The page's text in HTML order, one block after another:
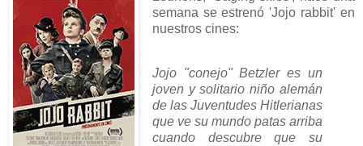
semana se estrenó 'Jojo rabbit' en
nuestros cines:
Jojo "conejo" Betzler es un
joven y solitario niño alemán
de las Juventudes Hitlerianas
que ve su mundo patas arriba
cuando descubre que su